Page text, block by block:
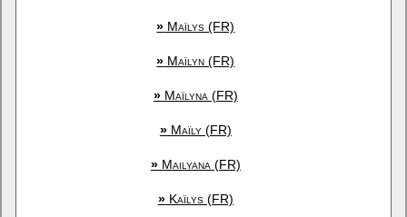
» Maïlys (FR)
» Maïlyn (FR)
»Maïlyna (FR)
»Maïly (FR)
»Mailyana (FR)
»Kaïlys (FR)